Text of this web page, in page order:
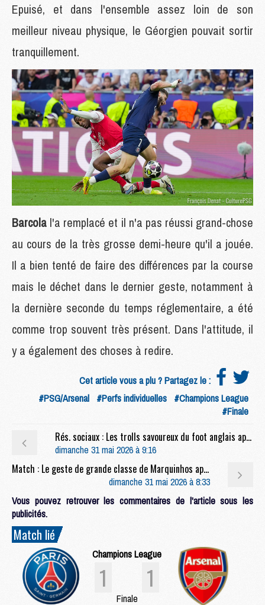
Epuisé, et dans l'ensemble assez loin de son
meilleur niveau physique, le Géorgien pouvait sortir
tranquillement.
Barcola l'a remplacé et il n'a pas réussi grand-chose
au cours de la très grosse demi-heure qu'il a jouée.
Il a bien tenté de faire des différences par la course
mais le déchet dans le dernier geste, notamment à
la dernière seconde du temps réglementaire, a été
comme trop souvent très présent. Dans l'attitude, il
y a également des choses à redire.
Cet article vous a plu ? Partagez le :
#PSG/Arsenal #Perfs individuelles #Champions League
#Finale
Rés. sociaux : Les trolls savoureux du foot anglais après PSG/Arsenal
dimanche 31 mai 2026 à 9:16
Match : Le geste de grande classe de Marquinhos après PSG/Arsenal
dimanche 31 mai 2026 à 8:33
Vous pouvez retrouver les commentaires de l'article sous les
publicités.
Match lié
Champions League
1 1
Finale